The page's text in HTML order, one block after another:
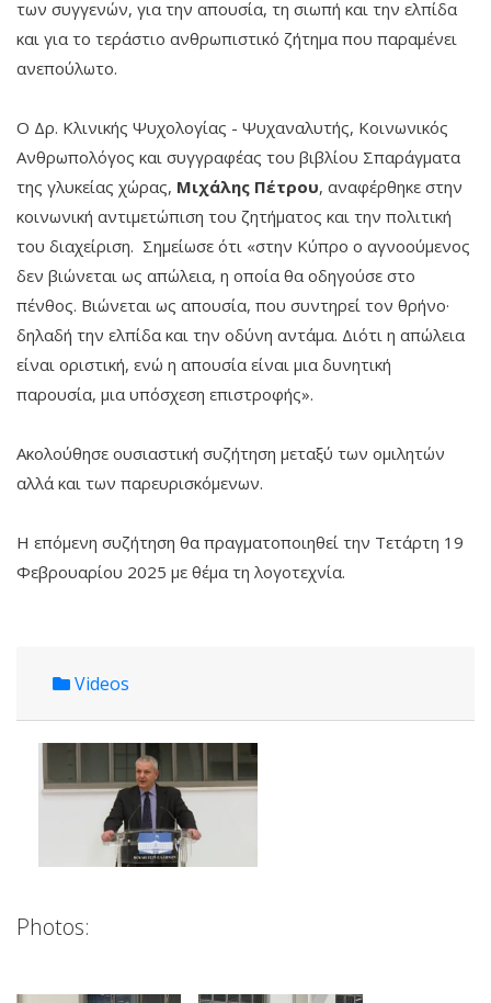
των συγγενών, για την απουσία, τη σιωπή και την ελπίδα
και για το τεράστιο ανθρωπιστικό ζήτημα που παραμένει
ανεπούλωτο.
Ο Δρ. Κλινικής Ψυχολογίας - Ψυχαναλυτής, Κοινωνικός
Ανθρωπολόγος και συγγραφέας του βιβλίου Σπαράγματα
της γλυκείας χώρας, Μιχάλης Πέτρου, αναφέρθηκε στην
κοινωνική αντιμετώπιση του ζητήματος και την πολιτική
του διαχείριση. Σημείωσε ότι «στην Κύπρο ο αγνοούμενος
δεν βιώνεται ως απώλεια, η οποία θα οδηγούσε στο
πένθος. Βιώνεται ως απουσία, που συντηρεί τον θρήνο·
δηλαδή την ελπίδα και την οδύνη αντάμα. Διότι η απώλεια
είναι οριστική, ενώ η απουσία είναι μια δυνητική
παρουσία, μια υπόσχεση επιστροφής».
Ακολούθησε ουσιαστική συζήτηση μεταξύ των ομιλητών
αλλά και των παρευρισκόμενων.
Η επόμενη συζήτηση θα πραγματοποιηθεί την Τετάρτη 19
Φεβρουαρίου 2025 με θέμα τη λογοτεχνία.
Videos
Photos: